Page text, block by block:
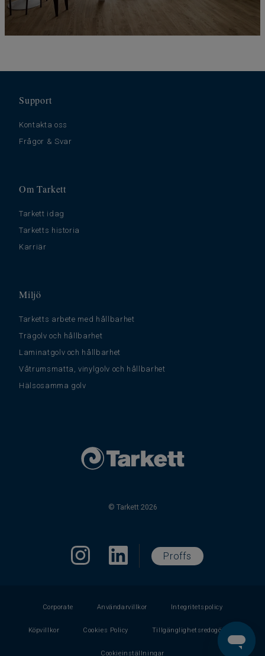
Support
Kontakta oss
Frågor & Svar
Om Tarkett
Tarkett idag
Tarketts historia
Karriär
Miljö
Tarketts arbete med hållbarhet
Trägolv och hållbarhet
Laminatgolv och hållbarhet
Våtrumsmatta, vinylgolv och hållbarhet
Hälsosamma golv
© Tarkett 2026
Proffs
Corporate Användarvillkor Integritetspolicy
Köpvillkor Cookies Policy Tillgänglighetsredogörelse
Cookieinställningar